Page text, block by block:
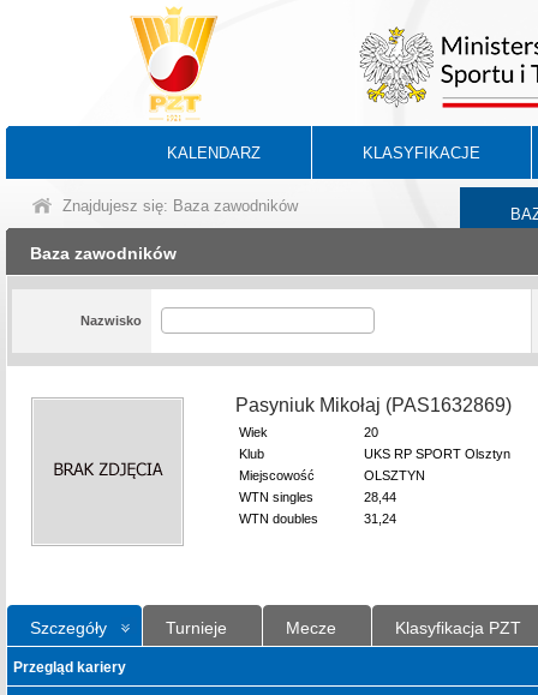
KALENDARZ KLASYFIKACJE
Znajdujesz się: Baza zawodników
Baza zawodników
Nazwisko
Pasyniuk Mikołaj (PAS1632869)
Wiek
20
Klub
UKS RP SPORT Olsztyn
Miejscowość
OLSZTYN
WTN singles
28,44
WTN doubles
31,24
Szczegóły Turnieje Mecze Klasyfikacja PZT
Przegląd kariery